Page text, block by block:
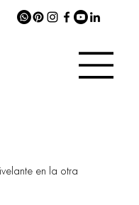
en la otra